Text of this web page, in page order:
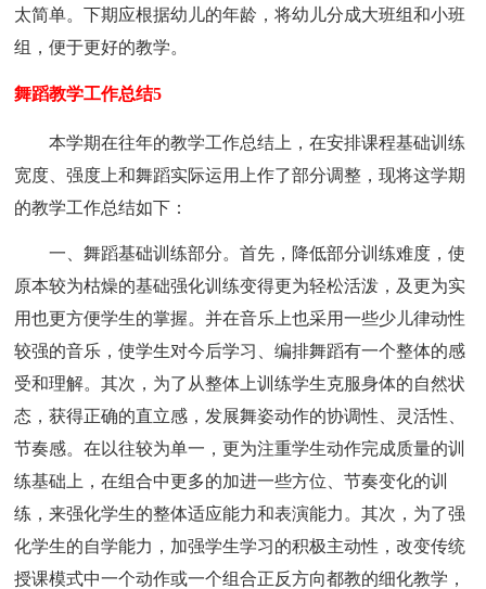
太简单。下期应根据幼儿的年龄，将幼儿分成大班组和小班
组，便于更好的教学。
舞蹈教学工作总结5
本学期在往年的教学工作总结上，在安排课程基础训练
宽度、强度上和舞蹈实际运用上作了部分调整，现将这学期
的教学工作总结如下：
一、舞蹈基础训练部分。首先，降低部分训练难度，使
原本较为枯燥的基础强化训练变得更为轻松活泼，及更为实
用也更方便学生的掌握。并在音乐上也采用一些少儿律动性
较强的音乐，使学生对今后学习、编排舞蹈有一个整体的感
受和理解。其次，为了从整体上训练学生克服身体的自然状
态，获得正确的直立感，发展舞姿动作的协调性、灵活性、
节奏感。在以往较为单一，更为注重学生动作完成质量的训
练基础上，在组合中更多的加进一些方位、节奏变化的训
练，来强化学生的整体适应能力和表演能力。其次，为了强
化学生的自学能力，加强学生学习的积极主动性，改变传统
授课模式中一个动作或一个组合正反方向都教的细化教学，